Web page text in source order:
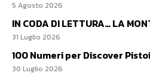
5 Agosto 2026
IN CODA DI LETTURA… LA
31 Luglio 2026
100 Numeri per Discover
30 Luglio 2026